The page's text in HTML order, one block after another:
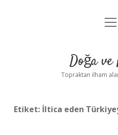
Yasal
Doğa ve
Topraktan ilham
Etiket: İltica eden